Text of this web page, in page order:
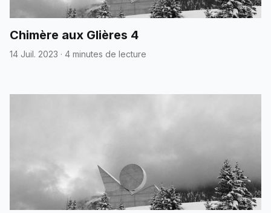
Chimère aux Glières 4
14 Juil. 2023 · 4 minutes de lecture